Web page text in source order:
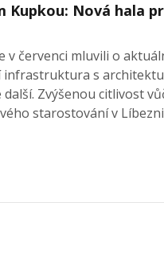
Kupkou: Nová hala
v červenci mluvili o
infrastruktura s
Zvýšenou citlivost
starostování v